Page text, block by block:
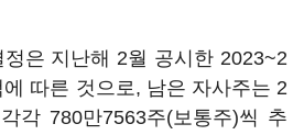
은 지난해 2월 공시한 2023~2
따른 것으로, 남은 자사주는 2
각 780만7563주(보통주)씩 추